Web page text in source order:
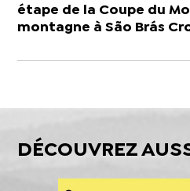
étape de la Coupe du
montagne à São Brás
DÉCOUVREZ